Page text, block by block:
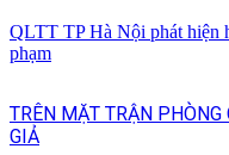
QLTT TP Hà Nội phát hiện
phạm
TRÊN MẶT TRẬN PHÒNG
GIẢ